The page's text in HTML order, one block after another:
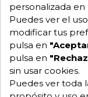
personalizada
Puedes ver el
modificar tus
pulsa en
pulsa en
sin usar cookies.
Puedes ver toda